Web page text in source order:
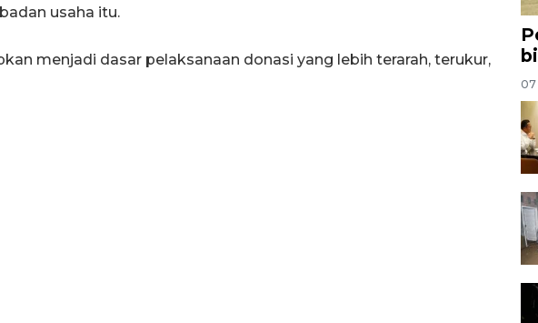
usaha itu.
menjadi dasar pelaksanaan donasi yang lebih terarah, terukur,
07